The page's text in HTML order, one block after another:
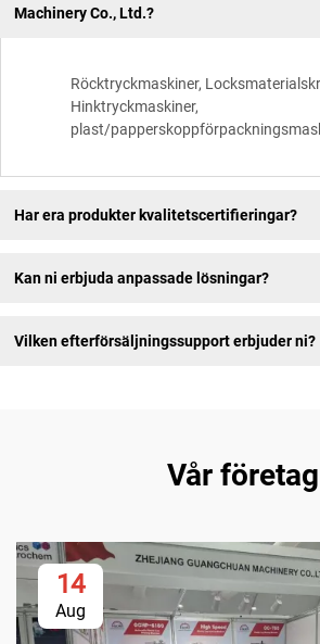
Machinery Co., Ltd.?
Röcktryckmaskiner,
Hinktryckmaskiner,
plast/
Har era produkter kvalitetscertifieringar?
Kan ni erbjuda anpassade lösningar?
Vilken efterförsäljningssupport erbjuder ni?
Vår företag
14
Aug